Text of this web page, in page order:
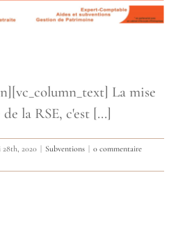
La mise
la RSE, c'est [...]
28th, 2020 Subventions
0 commentaire